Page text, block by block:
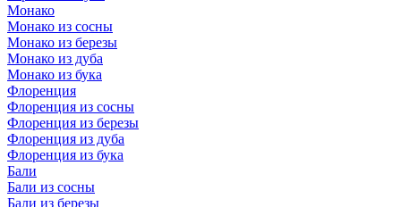
Монако
Монако из сосны
Монако из березы
Монако из дуба
Монако из бука
Флоренция
Флоренция из сосны
Флоренция из березы
Флоренция из дуба
Флоренция из бука
Бали
Бали из сосны
Бали из березы